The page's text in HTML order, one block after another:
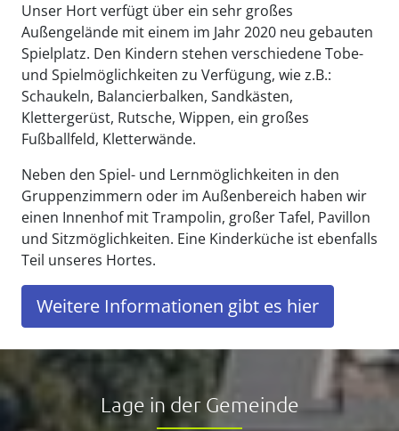
Unser Hort verfügt über ein sehr großes
Außengelände mit einem im Jahr 2020 neu gebauten
Spielplatz. Den Kindern stehen verschiedene Tobe-
und Spielmöglichkeiten zu Verfügung, wie z.B.:
Schaukeln, Balancierbalken, Sandkästen,
Klettergerüst, Rutsche, Wippen, ein großes
Fußballfeld, Kletterwände.
Neben den Spiel- und Lernmöglichkeiten in den
Gruppenzimmern oder im Außenbereich haben wir
einen Innenhof mit Trampolin, großer Tafel, Pavillon
und Sitzmöglichkeiten. Eine Kinderküche ist ebenfalls
Teil unseres Hortes.
Weitere Informationen gibt es hier
Lage in der Gemeinde